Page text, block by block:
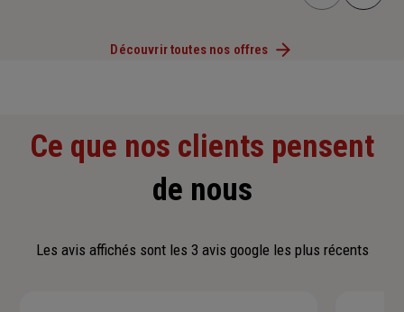
Découvrir toutes nos offres
Ce que nos clients pensent
de nous
Les avis affichés sont les 3 avis google les plus récents